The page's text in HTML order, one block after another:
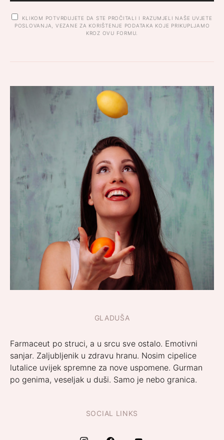
KLIKOM POTVRĐUJETE DA STE PROČITALI I RAZUMJELI NAŠE UVJETE
POSLOVANJA, VEZANE ZA KORIŠTENJE PODATAKA KOJE PRIKUPLJAMO
KROZ OVU FORMU.
GLADUŠA
Farmaceut po struci, a u srcu sve ostalo. Emotivni
sanjar. Zaljubljenik u zdravu hranu. Nosim cipelice
lutalice uvijek spremne za nove uspomene. Gurman
po genima, veseljak u duši. Samo je nebo granica.
SOCIAL LINKS